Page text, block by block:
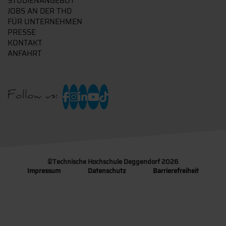
JOBS AN DER THD
FÜR UNTERNEHMEN
PRESSE
KONTAKT
ANFAHRT
Follow us:
©Technische Hochschule Deggendorf 2026
Impressum
Datenschutz Barrierefreiheit